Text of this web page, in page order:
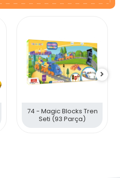
74 - Magic Blocks Tren
Seti (93 Parça)